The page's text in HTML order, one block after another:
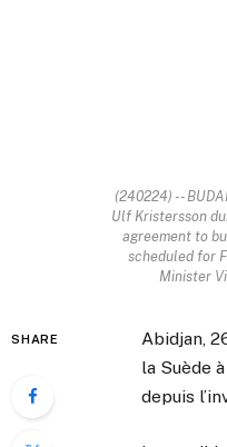
(240224) --
Ulf Kristersson
agreement to
scheduled for
Minister
SHARE
Abidjan,
la Suède
depuis